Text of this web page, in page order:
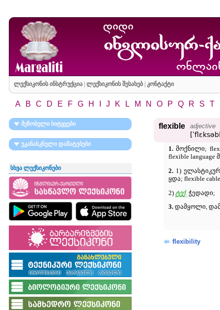
ლექსიკონის ინსტრუქცია| ლექსიკონის შესახებ| კონტაქტი
A B C D E F G H J K L M N O P Q R S T
მეზობელი სიტყვები
უკანასკნელი დამატებები
სხვა ლექსიკონები
flexible adjective
1.მოქნილი;
flexible
2.1)
ყდა; flexible
2) ტექ. ჭედადი;
3.დამყოლი,
flexibility